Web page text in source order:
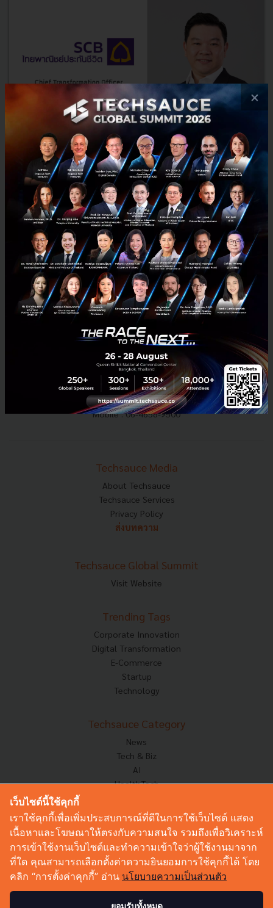
SCB Life แต่งตั้ง เทียน ชอน ฉั่ว เป็น Chief Transformation
Officer คนใหม่
เป็นอีกหนึ่งความเคลื่อนไหวในธุรกิจสายประกันชีวิตเมื่อ SCB Life แต่งตั้งผู้
บริหารคนใหม่ดูแลด้านกลยุทธ์และ Transformation โดยเฉพาะ โดย นาย
เทียน ชอน ฉั่ว สั่งสมประสบการณ์และความชำนาญใ...
กุมภาพันธ์ 16, 2019| By Techsauce Team
SCBLife Insurance InsurTech Transformation
E-mail :
contact@techsauce.co
Tel : 02-001-5375
Mobile : 06-4658-9500
Techsauce Media
About Techsauce
Techsauce Services
Privacy Policy
ส่งบทความ
Techsauce Global Summit
Visit Website
Trending Tags
Corporate Innovation
Digital Transformation
E-Commerce
Startup
Technology
Techsauce Category
News
Tech & Biz
AI
HealthTech
Corp Innov
Saucy Thoughts
Based On
Sustainable
Videos
Podcast
×
เว็บไซต์นี้ใช้คุกกี้
เราใช้คุกกี้เพื่อเพิ่มประสบการณ์ที่ดีในการใช้เว็บไซต์ แสดง
เนื้อหาและโฆษณาให้ตรงกับความสนใจ รวมถึงเพื่อวิเคราะห์
การเข้าใช้งานเว็บไซต์และทำความเข้าใจว่าผู้ใช้งานมาจาก
ที่ใด คุณสามารถเลือกตั้งค่าความยินยอมการใช้คุกกี้ได้ โดย
คลิก “การตั้งค่าคุกกี้” อ่าน นโยบายความเป็นส่วนตัว
ยอมรับทั้งหมด